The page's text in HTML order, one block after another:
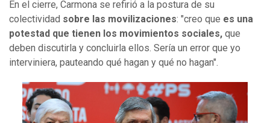
En el cierre, Carmona se refirió a la postura de su
colectividad sobre las movilizaciones: "creo que es una
potestad que tienen los movimientos sociales, que
deben discutirla y concluirla ellos. Sería un error que yo
interviniera, pauteando qué hagan y qué no hagan".